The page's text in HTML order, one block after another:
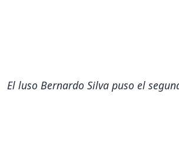
El luso Bernardo Silva puso el